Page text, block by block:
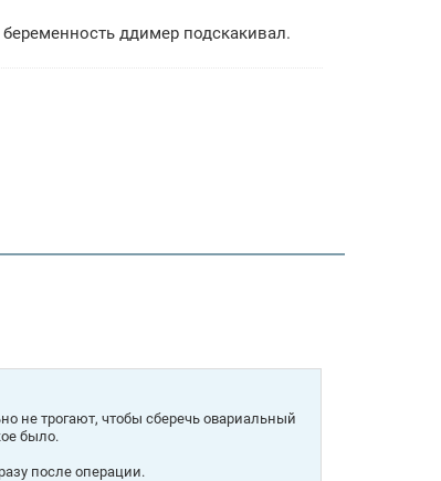
беременность ддимер подскакивал.
не трогают, чтобы сберечь овариальный
было.
после операции.